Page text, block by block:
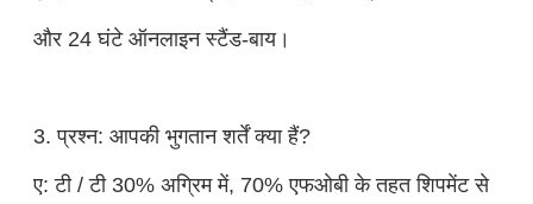
और 24 घंटे ऑनलाइन स्टैंड-बाय।
3. प्रश्न: आपकी भुगतान शर्तें क्या हैं?
ए: टी / टी 30% अग्रिम में, 70% एफओबी के तहत शिपमेंट से